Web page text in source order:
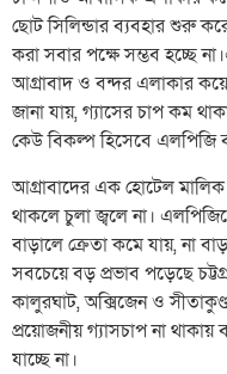
ছোট সিলিন্ডার ব্যবহার শুরু
করা সবার পক্ষে সম্ভব হচ্ছে
আগ্রাবাদ ও বন্দর এলাকার
জানা যায়, গ্যাসের চাপ কম
কেউ বিকল্প হিসেবে এলপিজি
আগ্রাবাদের এক হোটেল
থাকলে চুলা জ্বলে না।
বাড়ালে ক্রেতা কমে যায়, না
সবচেয়ে বড় প্রভাব পড়েছে
কালুরঘাট, অক্সিজেন ও
প্রয়োজনীয় গ্যাসচাপ না
যাচ্ছে না।